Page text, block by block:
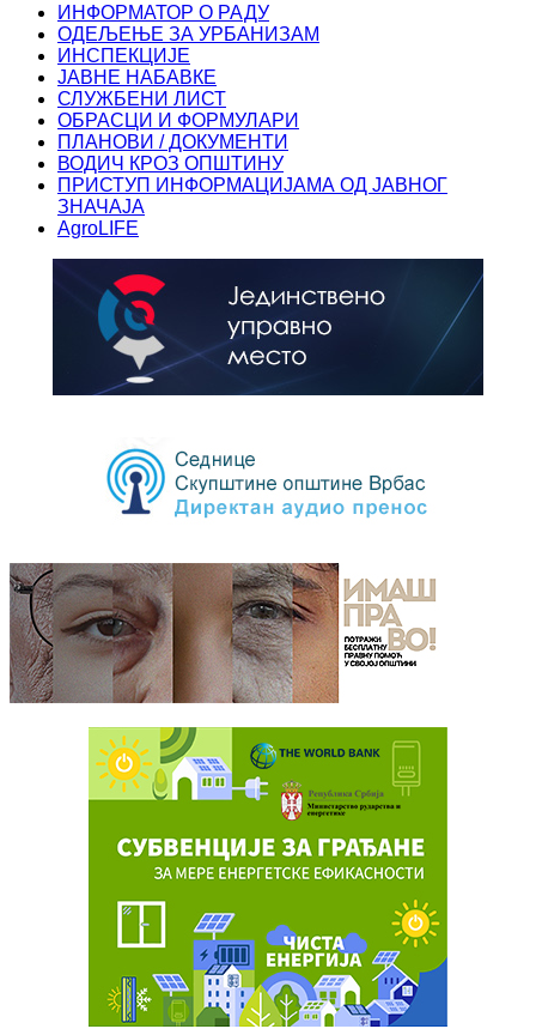
ИНФОРМАТОР О РАДУ
ОДЕЉЕЊЕ ЗА УРБАНИЗАМ
ИНСПЕКЦИЈЕ
ЈАВНЕ НАБАВКЕ
СЛУЖБЕНИ ЛИСТ
ОБРАСЦИ И ФОРМУЛАРИ
ПЛАНОВИ / ДОКУМЕНТИ
ВОДИЧ КРОЗ ОПШТИНУ
ПРИСТУП ИНФОРМАЦИЈАМА ОД ЈАВНОГ
ЗНАЧАЈА
AgroLIFE